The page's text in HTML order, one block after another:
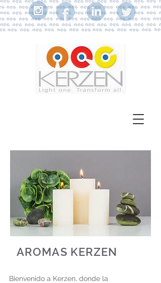
Bienvenido a Kerzen, donde la
AROMAS KERZEN